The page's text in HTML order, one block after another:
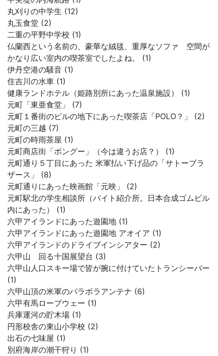
丸刈りの中学生 (12)
丸玉食堂 (2)
二重の平野中学校 (1)
仏蘭西という名前の、豪華な絨毯、重厚なソファ 空間が
かなり広い室内の喫茶室でしたよね。 (1)
伊丹空港の騒音 (1)
住吉川の水車 (1)
健康ランドホテル（姫路別所にあった温泉施設） (1)
元町「東亜食堂」 (7)
元町１番街のビルの地下にあった喫茶店「POLO？」 (2)
元町の三越 (7)
元町の時雨茶屋 (1)
元町商店街「ボングー」（今は違うお店？） (1)
元町通り５丁目にあった 米軍払い下げ品の「サトーブラ
ザース」 (8)
元町通りにあった映画館「元映」 (2)
元町駅北の学生相談所（バイト紹介所。日本合成ゴムビル
内にあった） (1)
六甲アイランドにあった遊園地 (1)
六甲アイランドにあった遊園地 アオイア (1)
六甲アイランドのドライブインシアター (2)
六甲山 回る十国展望台 (3)
六甲山人口スキー場で皆が腕に付けていたトランシーバー
(1)
六甲山頂の米軍のパラボラアンテナ (6)
六甲有馬ロープウェー (1)
兵庫運河の貯木場 (1)
円形校舎の東山小学校 (2)
出石の七味屋 (1)
別府海岸の潮干狩り (1)